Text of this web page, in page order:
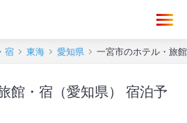
宿 東海 愛知県 一宮市のホテル・旅
宿（愛知県） 宿泊予